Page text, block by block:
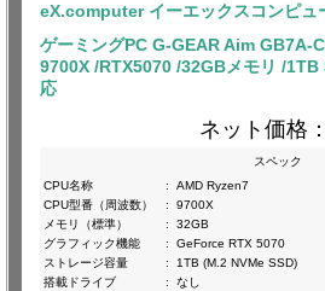
eX.computer イーエックスコンピュ
ゲーミングPC G-GEAR Aim GB7A-
9700X /RTX5070 /32GBメモリ /
応
ネット価格：
スペック
CPU名称
:
AMD Ryzen7
CPU型番（周波数）
:
9700X
メモリ（標準）
:
32GB
グラフィック機能
:
GeForce RTX 5070
ストレージ容量
:
1TB (M.2 NVMe SSD)
搭載ドライブ
:
なし